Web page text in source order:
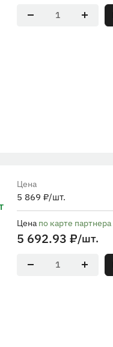
Цена
5 869 ₽/шт.
Цена по карте партнера
5 692.93 ₽/шт.